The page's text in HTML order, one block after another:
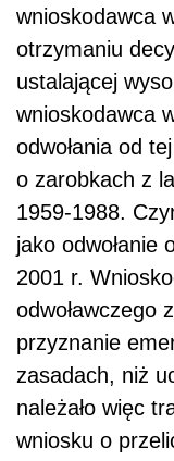
wnioskodawca
otrzymaniu
ustalającej
wnioskodawca
odwołania od
o zarobkach z
1959-1988.
jako odwołanie
2001 r.
odwoławczego
przyznanie
zasadach, niż
należało więc
wniosku o